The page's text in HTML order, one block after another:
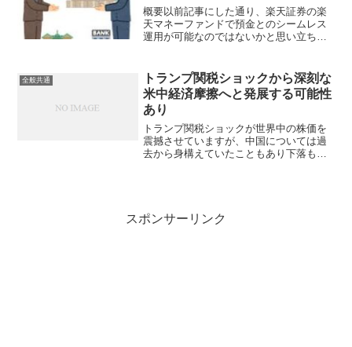
概要以前記事にした通り、楽天証券の楽
天マネーファンドで預金とのシームレス
運用が可能なのではないかと思い立ち、
で、楽天マネーファンドに小額を入れて
みて、一定期間運用した...
全般共通
トランプ関税ショックから深刻な
米中経済摩擦へと発展する可能性
あり
トランプ関税ショックが世界中の株価を
震撼させていますが、中国については過
去から身構えていたこともあり下落も小
スポンサーリンク